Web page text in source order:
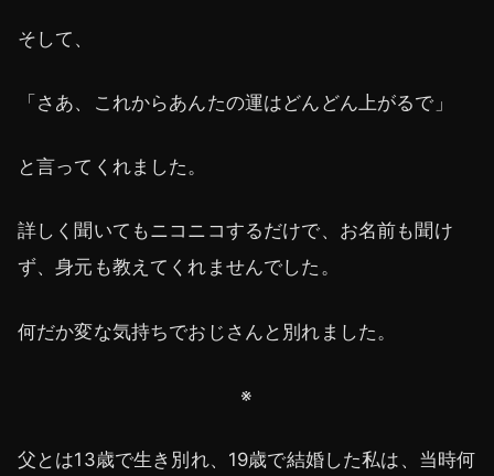
そして、
「さあ、これからあんたの運はどんどん上がるで」
と言ってくれました。
詳しく聞いてもニコニコするだけで、お名前も聞け
ず、身元も教えてくれませんでした。
何だか変な気持ちでおじさんと別れました。
※
父とは13歳で生き別れ、19歳で結婚した私は、当時何